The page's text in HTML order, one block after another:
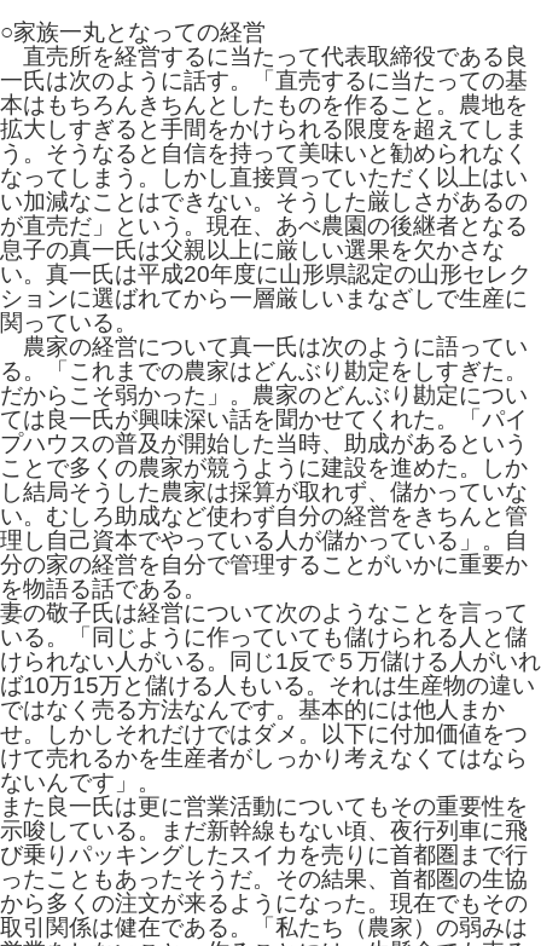
○家族一丸となっての経営
直売所を経営するに当たって代表取締役である良
一氏は次のように話す。「直売するに当たっての基
本はもちろんきちんとしたものを作ること。農地を
拡大しすぎると手間をかけられる限度を超えてしま
う。そうなると自信を持って美味いと勧められなく
なってしまう。しかし直接買っていただく以上はい
い加減なことはできない。そうした厳しさがあるの
が直売だ」という。現在、あべ農園の後継者となる
息子の真一氏は父親以上に厳しい選果を欠かさな
い。真一氏は平成20年度に山形県認定の山形セレク
ションに選ばれてから一層厳しいまなざしで生産に
関っている。
農家の経営について真一氏は次のように語ってい
る。「これまでの農家はどんぶり勘定をしすぎた。
だからこそ弱かった」。農家のどんぶり勘定につい
ては良一氏が興味深い話を聞かせてくれた。「パイ
プハウスの普及が開始した当時、助成があるという
ことで多くの農家が競うように建設を進めた。しか
し結局そうした農家は採算が取れず、儲かっていな
い。むしろ助成など使わず自分の経営をきちんと管
理し自己資本でやっている人が儲かっている」。自
分の家の経営を自分で管理することがいかに重要か
を物語る話である。
妻の敬子氏は経営について次のようなことを言って
いる。「同じように作っていても儲けられる人と儲
けられない人がいる。同じ1反で５万儲ける人がいれ
ば10万15万と儲ける人もいる。それは生産物の違い
ではなく売る方法なんです。基本的には他人まか
せ。しかしそれだけではダメ。以下に付加価値をつ
けて売れるかを生産者がしっかり考えなくてはなら
ないんです」。
また良一氏は更に営業活動についてもその重要性を
示唆している。まだ新幹線もない頃、夜行列車に飛
び乗りパッキングしたスイカを売りに首都圏まで行
ったこともあったそうだ。その結果、首都圏の生協
から多くの注文が来るようになった。現在でもその
取引関係は健在である。「私たち（農家）の弱みは